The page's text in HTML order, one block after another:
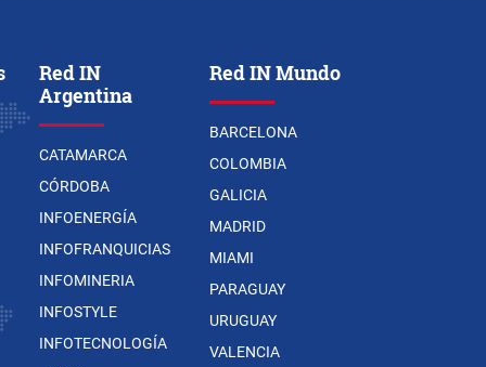
Red IN
Argentina
CATAMARCA
CÓRDOBA
INFOENERGÍA
INFOFRANQUICIAS
INFOMINERIA
INFOSTYLE
INFOTECNOLOGÍA
Red IN Mundo
BARCELONA
COLOMBIA
GALICIA
MADRID
MIAMI
PARAGUAY
URUGUAY
VALENCIA